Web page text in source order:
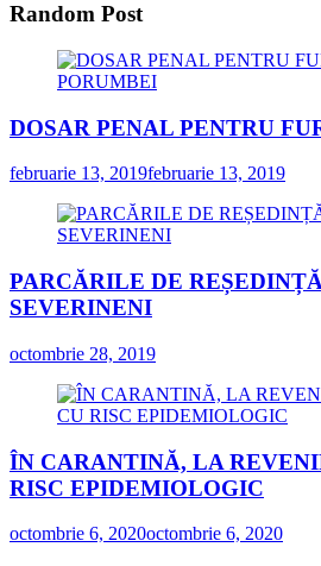
Random Post
DOSAR PENAL PENTRU
februarie 13, 2019februarie 13, 2019
PARCĂRILE DE
SEVERINENI
octombrie 28, 2019
ÎN CARANTINĂ, LA
RISC EPIDEMIOLOGIC
octombrie 6, 2020octombrie 6, 2020